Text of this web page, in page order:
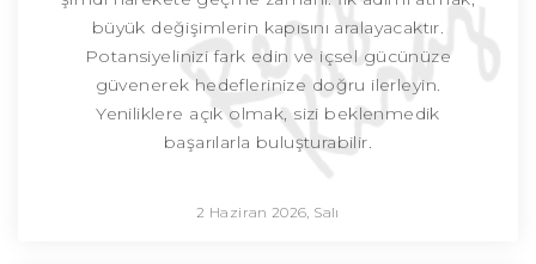
büyük değişimlerin kapısını aralayacaktır.
Potansiyelinizi fark edin ve içsel gücünüze
güvenerek hedeflerinize doğru ilerleyin.
Yeniliklere açık olmak, sizi beklenmedik
başarılarla buluşturabilir.
2 Haziran 2026, Salı